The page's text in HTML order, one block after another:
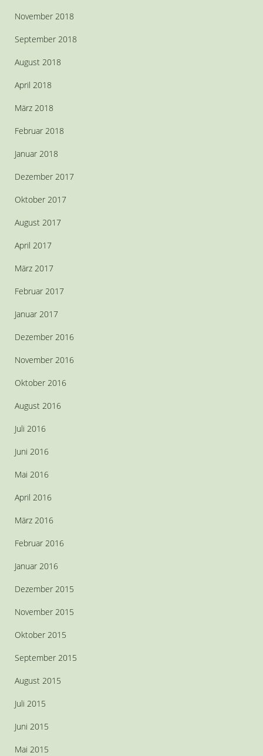
November 2018
September 2018
August 2018
April 2018
März 2018
Februar 2018
Januar 2018
Dezember 2017
Oktober 2017
August 2017
April 2017
März 2017
Februar 2017
Januar 2017
Dezember 2016
November 2016
Oktober 2016
August 2016
Juli 2016
Juni 2016
Mai 2016
April 2016
März 2016
Februar 2016
Januar 2016
Dezember 2015
November 2015
Oktober 2015
September 2015
August 2015
Juli 2015
Juni 2015
Mai 2015